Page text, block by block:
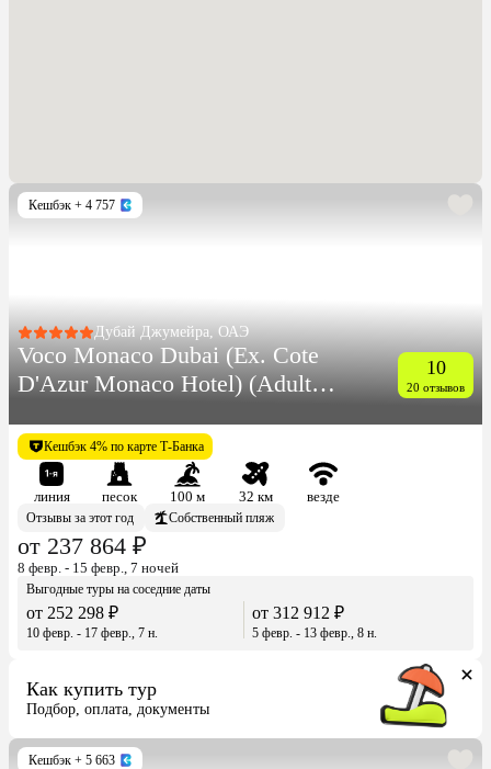
Кешбэк + 4 757
Дубай Джумейра, ОАЭ
Voco Monaco Dubai (Ex. Cote
D'Azur Monaco Hotel) (Adults
10
20 отзывов
Кешбэк 4% по карте Т-Банка
линия песок 100 м 32 км
везде
Отзывы за этот год
Собственный пляж
от 237 864 ₽
8 февр. - 15 февр., 7 ночей
Выгодные туры на соседние даты
от 252 298 ₽
10 февр. - 17 февр., 7 н.
от 312 912 ₽
5 февр. - 13 февр., 8 н.
Как купить тур
Подбор, оплата, документы
Кешбэк + 5 663